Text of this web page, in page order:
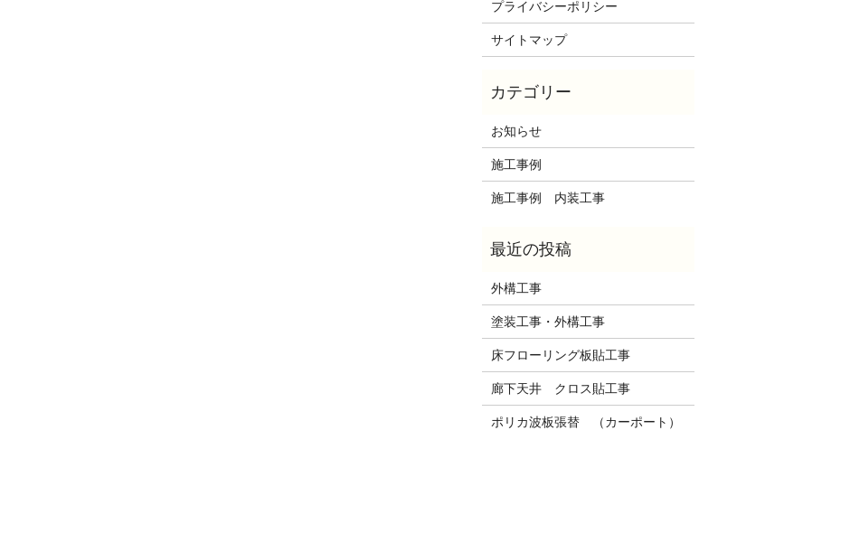
プライバシーポリシー
サイトマップ
お知らせ
施工事例
施工事例 内装工事
外構工事
塗装工事・外構工事
床フローリング板貼工事
廊下天井 クロス貼工事
ポリカ波板張替 （カーポート）